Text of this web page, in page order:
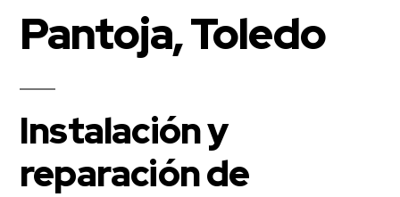
Pantoja, Toledo
Instalación y
reparación de